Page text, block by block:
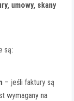
umowy, skany
są:
– jeśli faktury są
wymagany na